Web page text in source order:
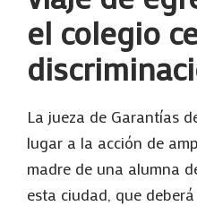
el colegio
La jueza de Garantías
lugar a la acción de
madre de una alumna
esta ciudad, que